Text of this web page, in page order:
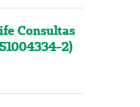
Consultas
2)